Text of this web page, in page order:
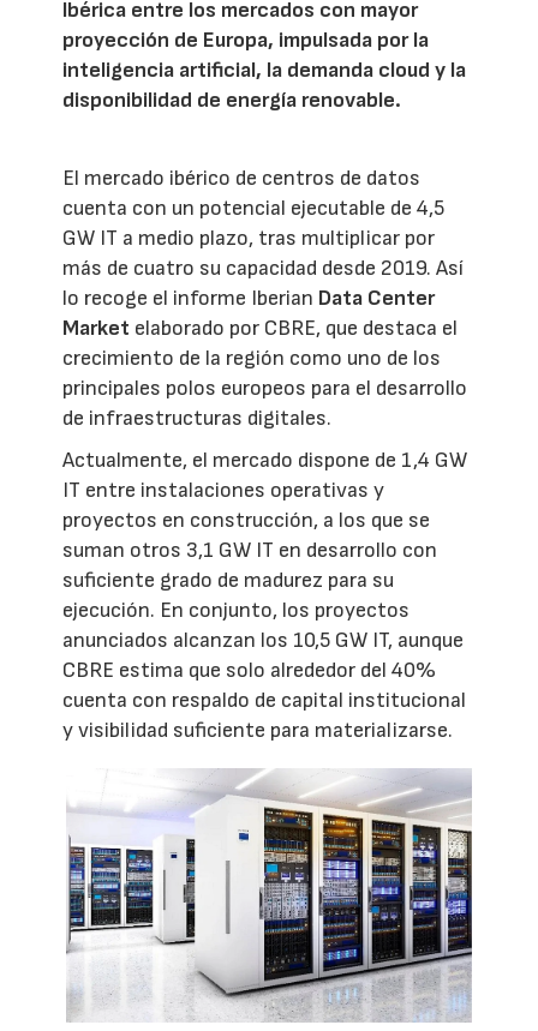
Ibérica entre los mercados con mayor
proyección de Europa, impulsada por la
inteligencia artificial, la demanda cloud y la
disponibilidad de energía renovable.
El mercado ibérico de centros de datos
cuenta con un potencial ejecutable de 4,5
GW IT a medio plazo, tras multiplicar por
más de cuatro su capacidad desde 2019. Así
lo recoge el informe Iberian Data Center
Market elaborado por CBRE, que destaca el
crecimiento de la región como uno de los
principales polos europeos para el desarrollo
de infraestructuras digitales.
Actualmente, el mercado dispone de 1,4 GW
IT entre instalaciones operativas y
proyectos en construcción, a los que se
suman otros 3,1 GW IT en desarrollo con
suficiente grado de madurez para su
ejecución. En conjunto, los proyectos
anunciados alcanzan los 10,5 GW IT, aunque
CBRE estima que solo alrededor del 40%
cuenta con respaldo de capital institucional
y visibilidad suficiente para materializarse.